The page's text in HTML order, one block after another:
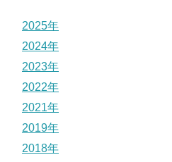
2025年
2024年
2023年
2022年
2021年
2019年
2018年